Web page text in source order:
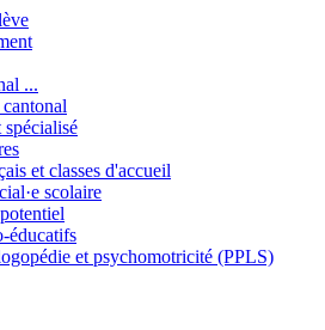
...
spécialisé
et classes d'accueil
scolaire
éducatifs
et psychomotricité (PPLS)